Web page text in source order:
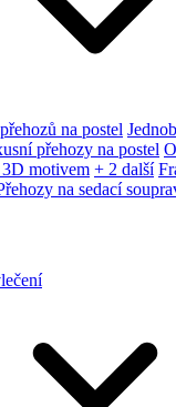
na postel
přehozy na postel
3D motivem + 2 další
na sedací